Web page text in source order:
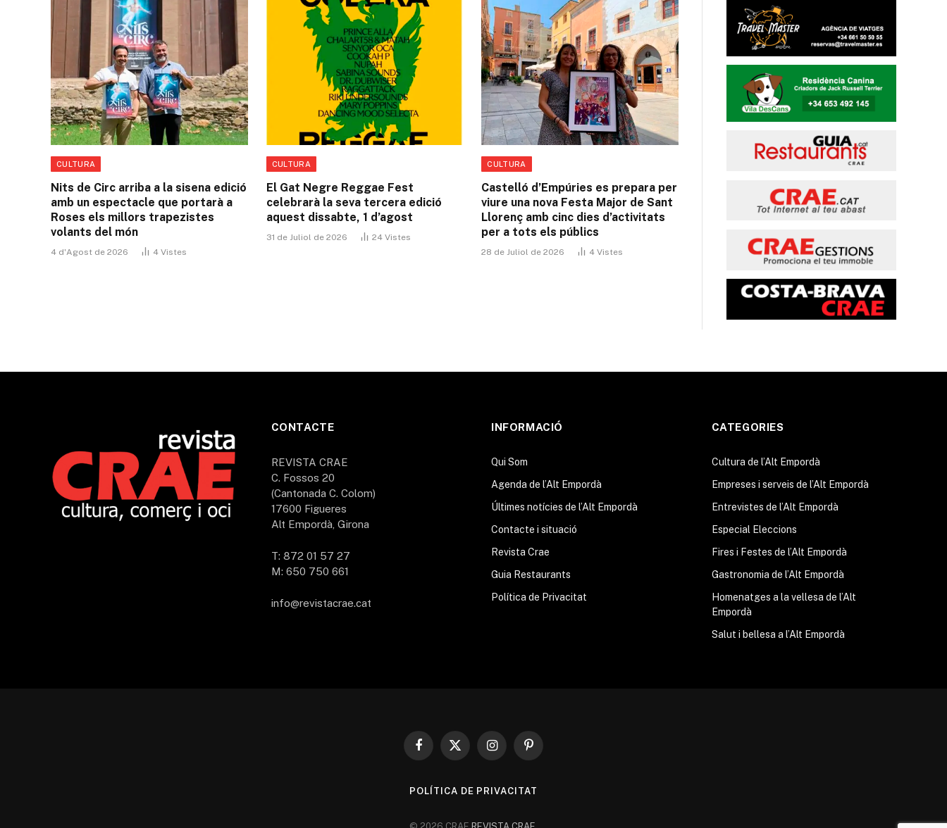
CULTURA
Nits de Circ arriba a la sisena edició
amb un espectacle que portarà a
Roses els millors trapezistes
volants del món
4 d'Agost de 2026 4 Vistes
CULTURA
El Gat Negre Reggae Fest
celebrarà la seva tercera edició
aquest dissabte, 1 d’agost
31 de Juliol de 2026 24 Vistes
CULTURA
Castelló d’Empúries es prepara per
viure una nova Festa Major de Sant
Llorenç amb cinc dies d’activitats
per a tots els públics
28 de Juliol de 2026 4Vistes
CONTACTE
REVISTA CRAE
C. Fossos 20
(Cantonada C. Colom)
17600 Figueres
Alt Empordà, Girona
T: 872 01 57 27
M: 650 750 661
info@revistacrae.cat
INFORMACIÓ
Qui Som
Agenda de l’Alt Empordà
Últimes notícies de l’Alt Empordà
Contacte i situació
Revista Crae
Guia Restaurants
Política de Privacitat
CATEGORIES
Cultura de l’Alt Empordà
Empreses i serveis de l’Alt Empordà
Entrevistes de l’Alt Empordà
Especial Eleccions
Fires i Festes de l’Alt Empordà
Gastronomia de l’Alt Empordà
Homenatges a la vellesa de l’Alt
Empordà
Salut i bellesa a l’Alt Empordà
Facebook
X
InstagramPinterest
POLÍTICA DE PRIVACITAT